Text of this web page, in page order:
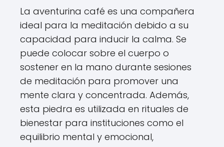
La aventurina café es una compañera
ideal para la meditación debido a su
capacidad para inducir la calma. Se
puede colocar sobre el cuerpo o
sostener en la mano durante sesiones
de meditación para promover una
mente clara y concentrada. Además,
esta piedra es utilizada en rituales de
bienestar para instituciones como el
equilibrio mental y emocional,